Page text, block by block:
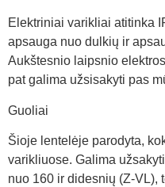
Elektriniai varikliai atitinka
apsauga nuo dulkių ir
Aukštesnio laipsnio
pat galima užsisakyti pas
Guoliai
Šioje lentelėje parodyta,
varikliuose. Galima
nuo 160 ir didesnių (Z-VL),